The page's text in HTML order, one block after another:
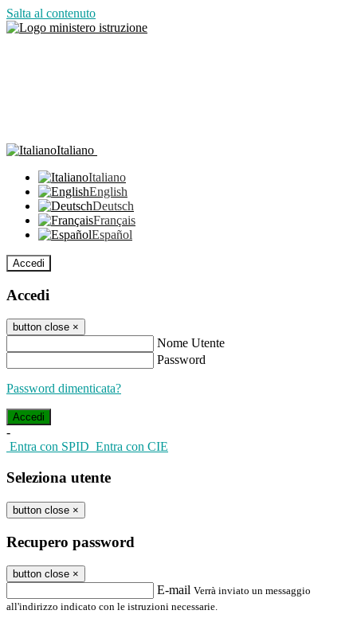
Salta al contenuto
Italiano
Italiano
English
Deutsch
Français
Español
Accedi
Accedi
button close ×
Nome Utente
Password
Password dimenticata?
-
Entra con SPID Entra con CIE
Seleziona utente
button close ×
Recupero password
button close ×
E-mail Verrà inviato un messaggio
all'indirizzo indicato con le istruzioni necessarie.